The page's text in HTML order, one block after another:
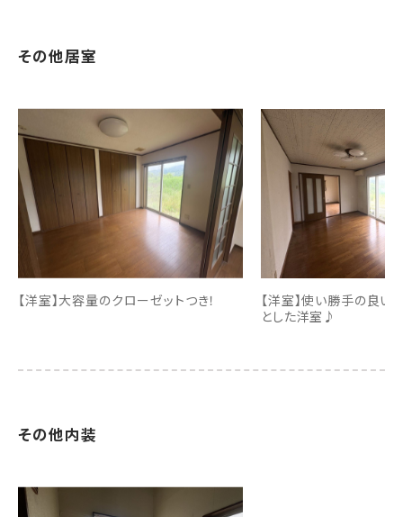
その他居室
【洋室】大容量のクローゼットつき！
【洋室】使い勝手の良い
とした洋室♪
その他内装